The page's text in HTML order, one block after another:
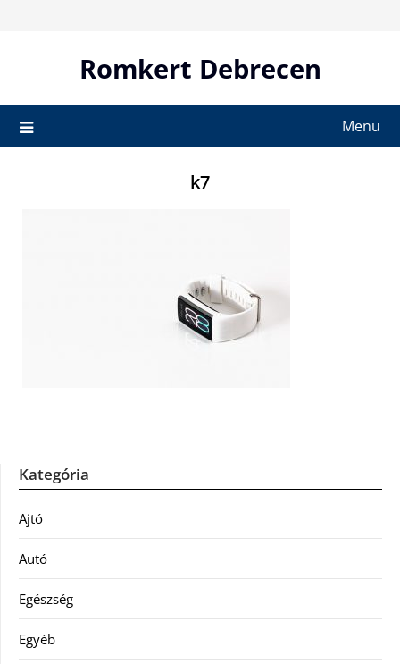
Romkert Debrecen
Menu
k7
Kategória
Ajtó
Autó
Egészség
Egyéb